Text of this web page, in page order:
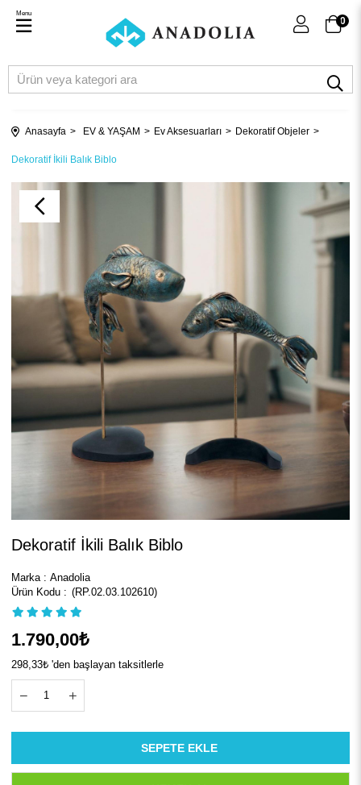
0
Menu
Anasayfa EV & YAŞAM Ev Aksesuarları Dekoratif Objeler
Dekoratif İkili Balık Biblo
Dekoratif İkili Balık Biblo
Marka : Anadolia
(RP.02.03.102610)
1.790,00₺
298,33₺ 'den başlayan taksitlerle